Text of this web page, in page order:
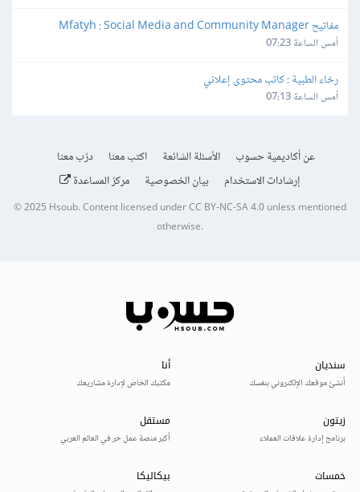
مفاتيح Mfatyh : Social Media and Community Manager
أمس الساعة 07:23
رخاء الطبية : كاتب محتوى إعلاني
أمس الساعة 07:13
عن أكاديمية حسوب الأسئلة الشائعة اكتب معنا
درّب معنا
إرشادات الاستخدام
بيان الخصوصية مركز المساعدة
© 2025 Hsoub.Content licensed underCC BY-NC-SA 4.0unless mentioned
otherwise.